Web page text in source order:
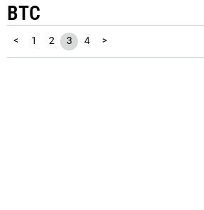
BTC
< 1 2 3 4 >